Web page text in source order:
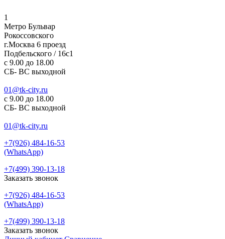
1
Метро Бульвар
Рокоссовского
г.Москва 6 проезд
Подбельского / 16с1
c 9.00 до 18.00
СБ- ВС выходной
01@tk-city.ru
c 9.00 до 18.00
СБ- ВС выходной
01@tk-city.ru
+7(926) 484-16-53
(WhatsApp)
+7(499) 390-13-18
Заказать звонок
+7(926) 484-16-53
(WhatsApp)
+7(499) 390-13-18
Заказать звонок